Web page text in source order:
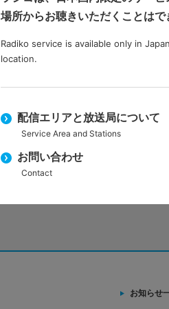
お知らせ一
場所からお聴きいただくことはで
Radiko service is available only in
location.
配信エリアと放送局について
Service Area and Stations
お問い合わせ
Contact